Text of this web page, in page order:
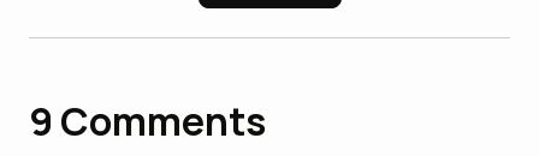
9 Comments